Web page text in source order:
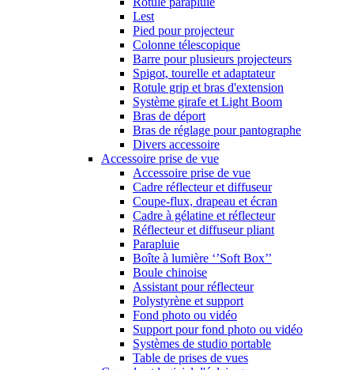
Lest
Pied pour projecteur
Colonne télescopique
Barre pour plusieurs projecteurs
Spigot, tourelle et adaptateur
Rotule grip et bras d'extension
Système girafe et Light Boom
Bras de déport
Bras de réglage pour pantographe
Divers accessoire
Accessoire prise de vue
Accessoire prise de vue
Cadre réflecteur et diffuseur
Coupe-flux, drapeau et écran
Cadre à gélatine et réflecteur
Réflecteur et diffuseur pliant
Parapluie
Boîte à lumière ‘’Soft Box’’
Boule chinoise
Assistant pour réflecteur
Polystyrène et support
Fond photo ou vidéo
Support pour fond photo ou vidéo
Systèmes de studio portable
Table de prises de vues